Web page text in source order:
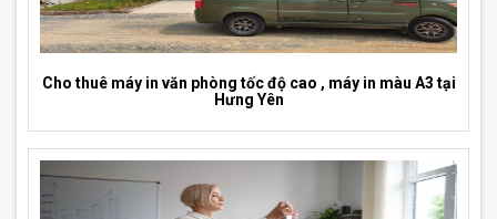
Cho thuê máy in văn phòng tốc độ cao , máy in màu A3 tại
Hưng Yên